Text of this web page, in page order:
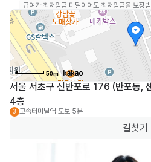
급여가 최저임금 미달이어도 최저임금을 보장
50m
서울 서초구 신반포로 176 (반포동,
4층
3 고속터미널역 도보 5분
길찾기